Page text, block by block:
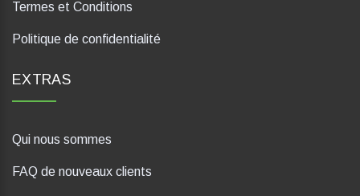
Termes et Conditions
Politique de confidentialité
EXTRAS
Qui nous sommes
FAQ de nouveaux clients